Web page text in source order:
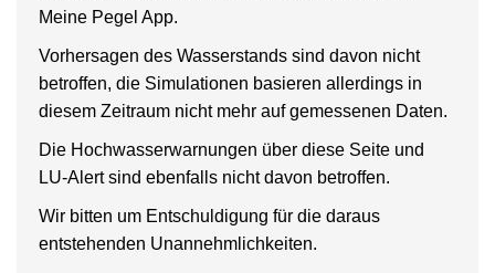
Meine Pegel App.
Vorhersagen des Wasserstands sind davon nicht
betroffen, die Simulationen basieren allerdings in
diesem Zeitraum nicht mehr auf gemessenen Daten.
Die Hochwasserwarnungen über diese Seite und
LU-Alert sind ebenfalls nicht davon betroffen.
Wir bitten um Entschuldigung für die daraus
entstehenden Unannehmlichkeiten.